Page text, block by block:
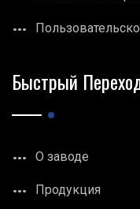
Быстрый
О заводе
Продукция